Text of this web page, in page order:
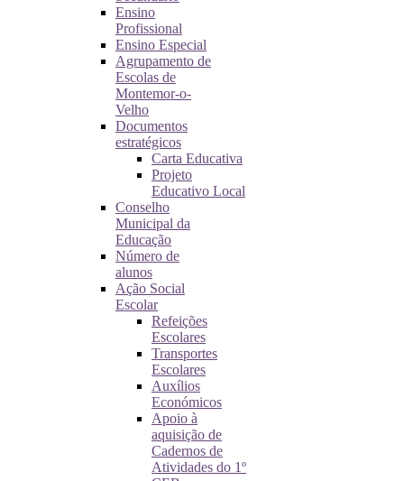
Ensino
Profissional
Ensino Especial
Agrupamento de
Escolas de
Montemor-o-
Velho
Documentos
estratégicos
Carta Educativa
Projeto
Educativo Local
Conselho
Municipal da
Educação
Número de
alunos
Ação Social
Escolar
Refeições
Escolares
Transportes
Escolares
Auxílios
Económicos
Apoio à
aquisição de
Cadernos de
Atividades do 1º